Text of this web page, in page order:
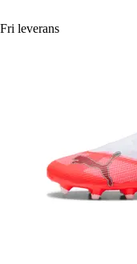
Fri leverans